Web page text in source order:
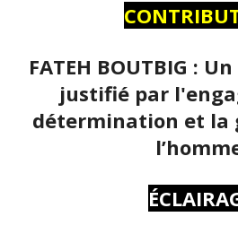
FATEH BOUTBIG :
justifié par
détermination et la